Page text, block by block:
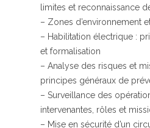
limites et reconnaissance
– Zones d’environnement
– Habilitation électrique :
et formalisation
– Analyse des risques et
principes généraux de
– Surveillance des
intervenantes, rôles et
– Mise en sécurité d’un